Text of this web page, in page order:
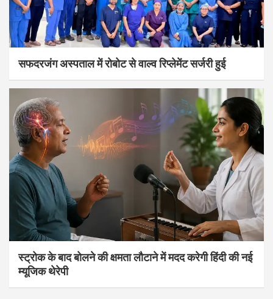
सफदरजंग अस्पताल में रोबोट से वाल्व रिप्लेमेंट सर्जरी हुई
स्ट्रोक के बाद बोलने की क्षमता लौटाने में मदद करेगी हिंदी की नई
म्यूजिक थेरेपी